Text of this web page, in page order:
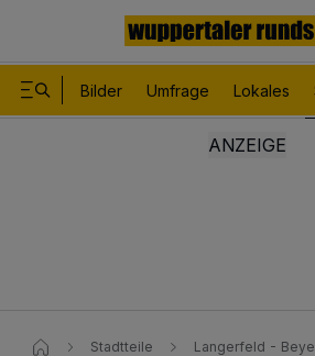
Bilder Umfrage Lokales
Stadtteile Langerfeld -